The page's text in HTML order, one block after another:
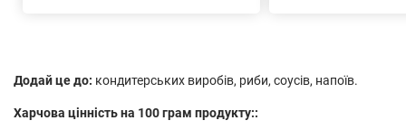
Додай це до: кондитерських виробів, риби, соусів, напоїв.
Харчова цінність на 100 грам продукту::